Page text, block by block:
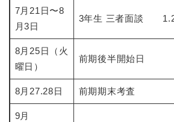
7月21日〜8
月3日
​3年生 三者面談
8月25日（火
曜日）
前期後半開始日
8月27.28日 ​前期期末考査
9月